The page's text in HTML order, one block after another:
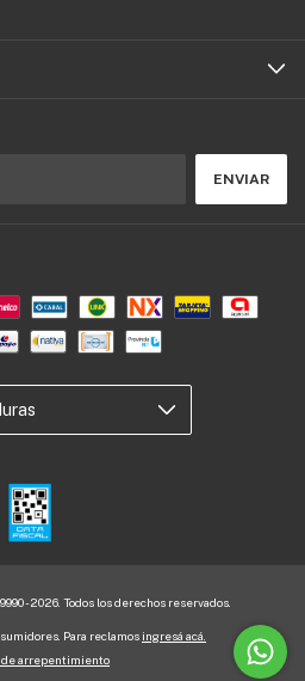
- 2026. Todos los derechos reservados.
Para reclamos ingresá acá.
de arrepentimiento